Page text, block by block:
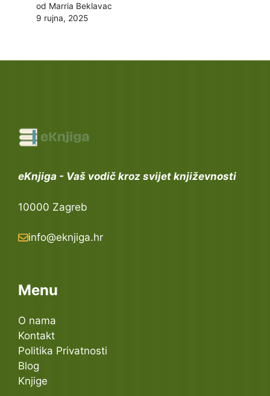
od Marria Beklavac
9 rujna, 2025
eKnjiga - Vaš vodič kroz svijet književnosti
10000 Zagreb
info@eknjiga.hr
Menu
O nama
Kontakt
Politika Privatnosti
Blog
Knjige